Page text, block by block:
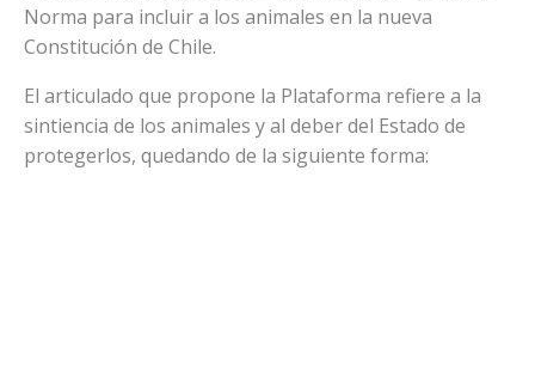
Norma para incluir a los animales en la nueva
Constitución de Chile.
El articulado que propone la Plataforma refiere a la
sintiencia de los animales y al deber del Estado de
protegerlos, quedando de la siguiente forma: